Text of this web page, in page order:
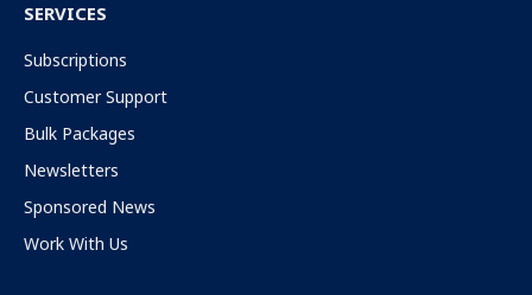
SERVICES
Subscriptions
Customer Support
Bulk Packages
Newsletters
Sponsored News
Work With Us